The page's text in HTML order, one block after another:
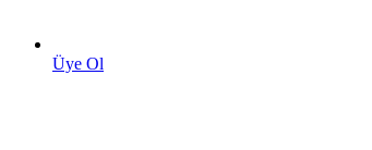
Üye Ol